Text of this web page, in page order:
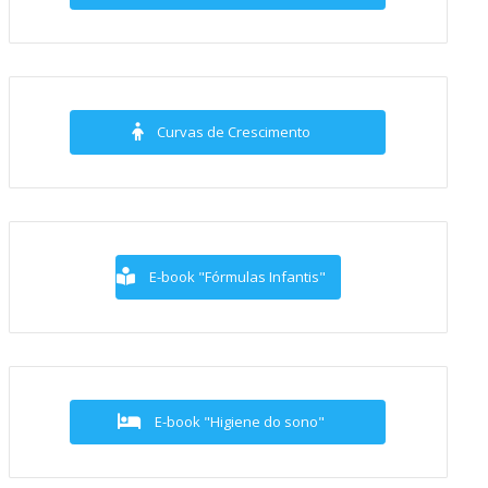
Curvas de Crescimento
E-book "Fórmulas Infantis"
E-book "Higiene do sono"